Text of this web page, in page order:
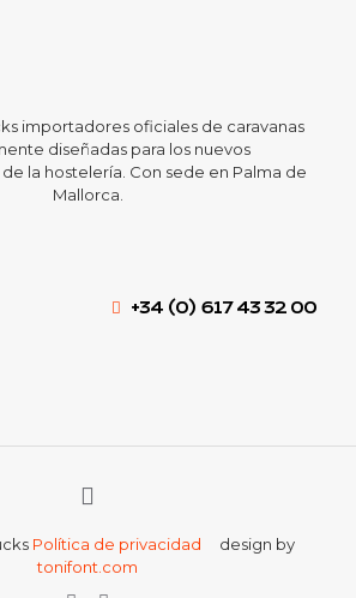
importadores oficiales de caravanas
diseñadas para los nuevos
la hostelería. Con sede en Palma de
Mallorca.
+34 (0) 617 43 32 00
Política de privacidad design by
tonifont.com